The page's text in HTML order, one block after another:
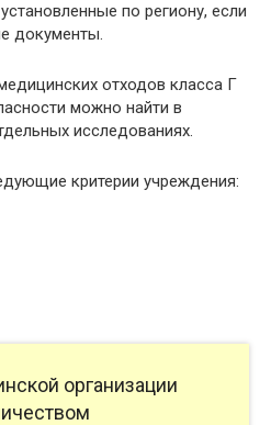
по региону, если
документы.
отходов класса Г
можно найти в
исследованиях.
критерии учреждения:
организации